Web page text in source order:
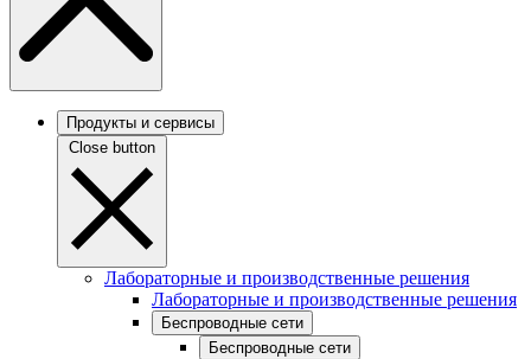
Продукты и сервисы
Close button
Лабораторные и производственные решения
Лабораторные и производственные решения
Беспроводные сети
Беспроводные сети